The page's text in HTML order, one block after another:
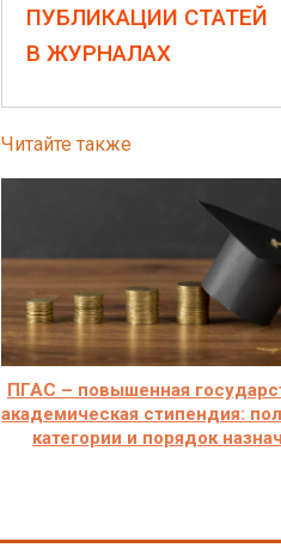
ПУБЛИКАЦИИ СТАТЕЙ
В ЖУРНАЛАХ
Читайте также
ПГАС – повышенная
академическая стипендия:
категории и порядок